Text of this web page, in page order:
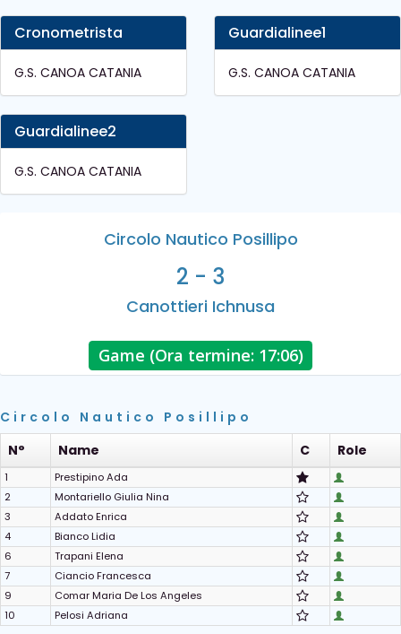
Cronometrista
G.S. CANOA CATANIA
Guardialinee1
G.S. CANOA CATANIA
Guardialinee2
G.S. CANOA CATANIA
Circolo Nautico Posillipo
2 - 3
Canottieri Ichnusa
Game (Ora termine: 17:06)
Circolo Nautico Posillipo
N°
Name C Role
1
Prestipino Ada
2
Montariello Giulia Nina
3
Addato Enrica
4
Bianco Lidia
6
Trapani Elena
7
Ciancio Francesca
9
Comar Maria De Los Angeles
10
Pelosi Adriana